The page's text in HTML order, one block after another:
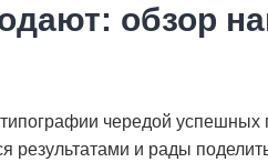
обзор
чередой успешных
результатами и рады